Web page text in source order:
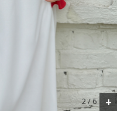
스커트 2/6 +